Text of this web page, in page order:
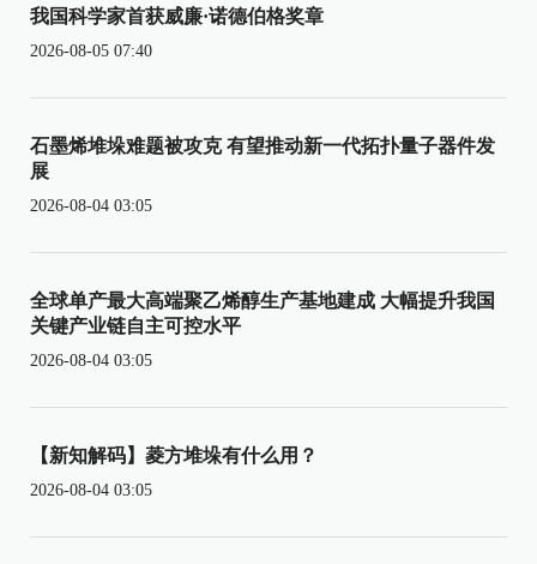
我国科学家首获威廉·诺德伯格奖章
2026-08-05 07:40
石墨烯堆垛难题被攻克 有望推动新一代拓扑量子器件发
展
2026-08-04 03:05
全球单产最大高端聚乙烯醇生产基地建成 大幅提升我国
关键产业链自主可控水平
2026-08-04 03:05
【新知解码】菱方堆垛有什么用？
2026-08-04 03:05